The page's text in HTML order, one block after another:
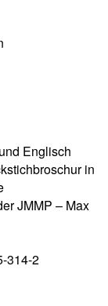
Englisch
in
JMMP – Max
314-2